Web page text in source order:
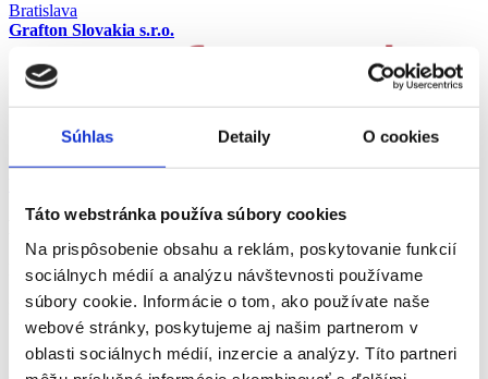
Súhlas Detaily O cookies
Táto webstránka používa súbory cookies
Na prispôsobenie obsahu a reklám, poskytovanie funkcií
sociálnych médií a analýzu návštevnosti používame
súbory cookie. Informácie o tom, ako používate naše
webové stránky, poskytujeme aj našim partnerom v
oblasti sociálnych médií, inzercie a analýzy. Títo partneri
Bratislava
Grafton Slovakia s.r.o.
Ponuka práce Finančný analytik Bratislava
Práca Finančný analytik Bratislava a okolie - vyberte si z viac ako
1+ overených ponúk práce na pozíciu Finančný analytik v meste
Bratislava za srpen 2026 na pracovnom portáli fajn-praca.sk.